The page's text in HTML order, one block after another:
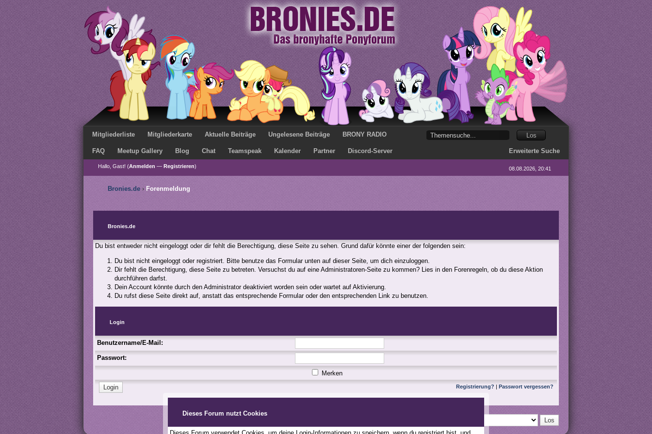
Dieses Forum nutzt Cookies
Mitgliederliste Mitgliederkarte Aktuelle Beiträge Ungelesene Beiträge BRONY RADIO
FAQ Meetup Gallery Blog Chat Teamspeak Kalender Partner Discord-Server Erweiterte Suche
Hallo, Gast! (Anmelden — Registrieren) 08.08.2026, 20:41
Bronies.de › Forenmeldung
Bronies.de
Du bist entweder nicht eingeloggt oder dir fehlt die Berechtigung, diese Seite zu sehen. Grund dafür könnte einer der folgenden sein:
Du bist nicht eingeloggt oder registriert. Bitte benutze das Formular unten auf dieser Seite, um dich einzuloggen.
Dir fehlt die Berechtigung, diese Seite zu betreten. Versuchst du auf eine Administratoren-Seite zu kommen? Lies in den Forenregeln, ob du diese Aktion
durchführen darfst.
Dein Account könnte durch den Administrator deaktiviert worden sein oder wartet auf Aktivierung.
Du rufst diese Seite direkt auf, anstatt das entsprechende Formular oder den entsprechenden Link zu benutzen.
Login
Benutzername/E-Mail:
Passwort:
Merken
Registrierung? | Passwort vergessen?